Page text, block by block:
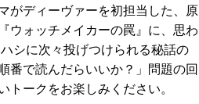
ディーヴァーを初担当した、原
ウォッチメイカーの罠』に、思わ
シに次々投げつけられる秘話の
番で読んだらいいか？」問題の回
トークをお楽しみください。